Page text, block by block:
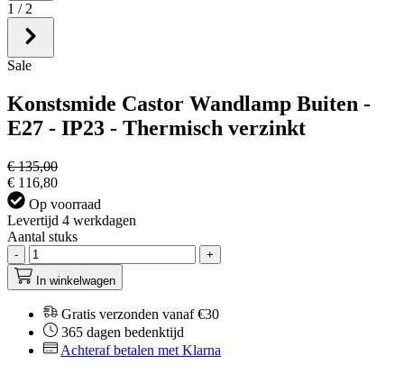
1 / 2
Sale
Konstsmide Castor Wandlamp Buiten -
E27 - IP23 - Thermisch verzinkt
€ 135,00
€ 116,80
Op voorraad
Levertijd 4 werkdagen
Aantal stuks
-
+
In winkelwagen
Gratis verzonden vanaf €30
365 dagen bedenktijd
Achteraf betalen met Klarna